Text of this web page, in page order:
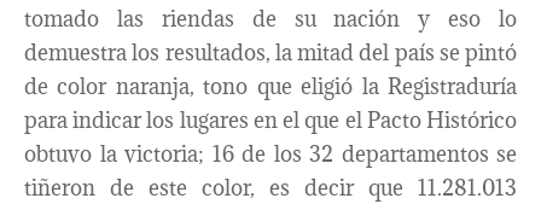
tomado las riendas de su nación y eso lo
demuestra los resultados, la mitad del país se pintó
de color naranja, tono que eligió la Registraduría
para indicar los lugares en el que el Pacto Histórico
obtuvo la victoria; 16 de los 32 departamentos se
tiñeron de este color, es decir que 11.281.013